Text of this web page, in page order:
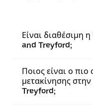
Είναι διαθέσιμη
and Treyford;
Ποιος είναι ο
μετακίνησης
Treyford;